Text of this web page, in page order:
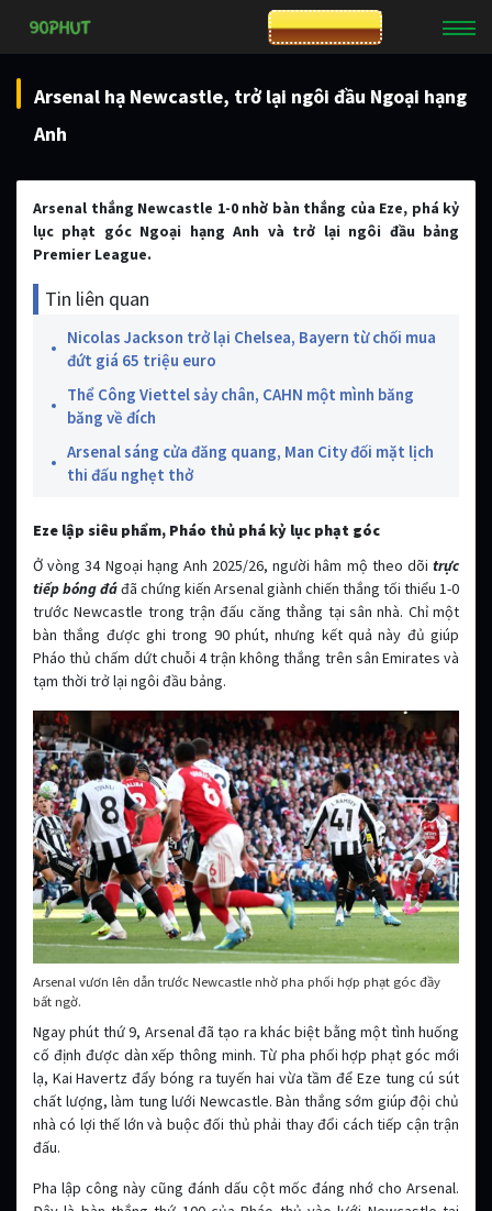
CƯỢC 8XBET
Arsenal hạ Newcastle, trở lại ngôi đầu Ngoại hạng
Anh
Arsenal thắng Newcastle 1-0 nhờ bàn thắng của Eze, phá kỷ
lục phạt góc Ngoại hạng Anh và trở lại ngôi đầu bảng
Premier League.
Tin liên quan
Nicolas Jackson trở lại Chelsea, Bayern từ chối mua
đứt giá 65 triệu euro
Thể Công Viettel sảy chân, CAHN một mình băng
băng về đích
Arsenal sáng cửa đăng quang, Man City đối mặt lịch
thi đấu nghẹt thở
Eze lập siêu phẩm, Pháo thủ phá kỷ lục phạt góc
Ở vòng 34 Ngoại hạng Anh 2025/26, người hâm mộ theo dõi trực
tiếp bóng đáđã chứng kiến Arsenal giành chiến thắng tối thiểu 1-0
trước Newcastle trong trận đấu căng thẳng tại sân nhà. Chỉ một
bàn thắng được ghi trong 90 phút, nhưng kết quả này đủ giúp
Pháo thủ chấm dứt chuỗi 4 trận không thắng trên sân Emirates và
tạm thời trở lại ngôi đầu bảng.
Arsenal vươn lên dẫn trước Newcastle nhờ pha phối hợp phạt góc đầy
bất ngờ.
Ngay phút thứ 9, Arsenal đã tạo ra khác biệt bằng một tình huống
cố định được dàn xếp thông minh. Từ pha phối hợp phạt góc mới
lạ, Kai Havertz đẩy bóng ra tuyến hai vừa tầm để Eze tung cú sút
chất lượng, làm tung lưới Newcastle. Bàn thắng sớm giúp đội chủ
nhà có lợi thế lớn và buộc đối thủ phải thay đổi cách tiếp cận trận
đấu.
Pha lập công này cũng đánh dấu cột mốc đáng nhớ cho Arsenal.